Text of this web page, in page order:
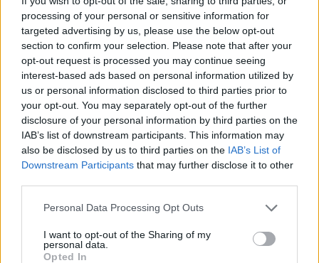
processing of your personal or sensitive information for
targeted advertising by us, please use the below opt-out
section to confirm your selection. Please note that after your
opt-out request is processed you may continue seeing
interest-based ads based on personal information utilized by
us or personal information disclosed to third parties prior to
your opt-out. You may separately opt-out of the further
disclosure of your personal information by third parties on the
IAB’s list of downstream participants. This information may
also be disclosed by us to third parties on the IAB’s List of
Downstream Participants that may further disclose it to other
Personal Data Processing Opt Outs
I want to opt-out of the Sharing of my
personal data.
Opted In
καταγγείλει την ανισότητα, τον πόλεμο, τη διάβρωση της
δημοκρατίας και τη συγκέντρωση εξουσίας σε
Διεθνή